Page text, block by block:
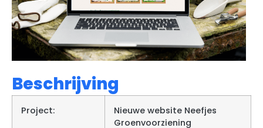
Beschrijving
Project:
Nieuwe website Neefjes
Groenvoorziening